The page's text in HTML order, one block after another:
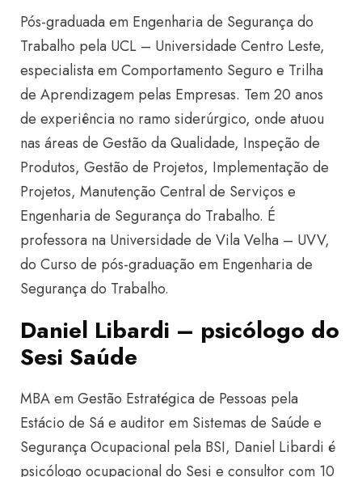
Pós-graduada em Engenharia de Segurança do
Trabalho pela UCL – Universidade Centro Leste,
especialista em Comportamento Seguro e Trilha
de Aprendizagem pelas Empresas. Tem 20 anos
de experiência no ramo siderúrgico, onde atuou
nas áreas de Gestão da Qualidade, Inspeção de
Produtos, Gestão de Projetos, Implementação de
Projetos, Manutenção Central de Serviços e
Engenharia de Segurança do Trabalho. É
professora na Universidade de Vila Velha – UVV,
do Curso de pós-graduação em Engenharia de
Segurança do Trabalho.
Daniel Libardi – psicólogo do
Sesi Saúde
MBA em Gestão Estratégica de Pessoas pela
Estácio de Sá e auditor em Sistemas de Saúde e
Segurança Ocupacional pela BSI, Daniel Libardi é
psicólogo ocupacional do Sesi e consultor com 10